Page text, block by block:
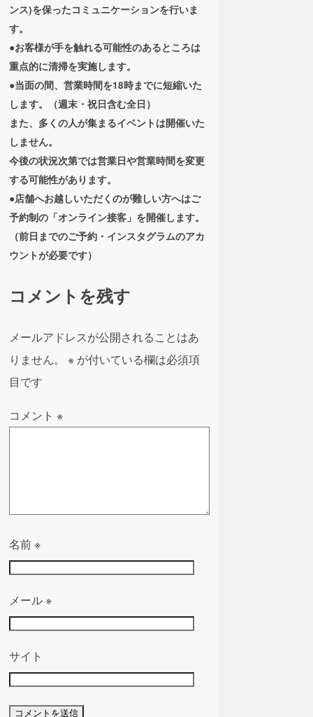
ンス)を保ったコミュニケーションを行いま
す。
●お客様が手を触れる可能性のあるところは
重点的に清掃を実施します。
●当面の間、営業時間を18時までに短縮いた
します。（週末・祝日含む全日）
また、多くの人が集まるイベントは開催いた
しません。
今後の状況次第では営業日や営業時間を変更
する可能性があります。
●店舗へお越しいただくのが難しい方へはご
予約制の「オンライン接客」を開催します。
（前日までのご予約・インスタグラムのアカ
ウントが必要です）
コメントを残す
メールアドレスが公開されることはあ
りません。
※ が付いている欄は必須項
目です
コメント※
名前※
メール※
サイト